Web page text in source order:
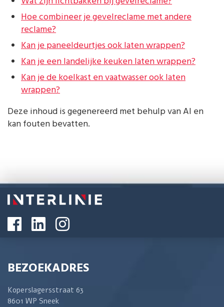
Hoe combineer je gevelreclame met andere
reclame?
Kan je paneeldeurtjes ook laten wrappen?
Kan je een landelijke keuken laten wrappen?
Kan je de koelkast en vaatwasser ook laten
wrappen?
Deze inhoud is gegenereerd met behulp van AI en
kan fouten bevatten.
BEZOEKADRES
Koperslagersstraat 63
8601 WP Sneek